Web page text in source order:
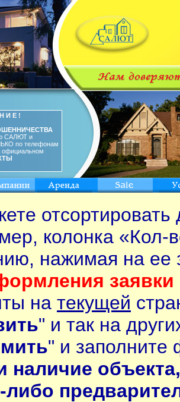
И Е !
САЛЮТ и
по телефонам
официальном
колонка «Кол-
нажимая на ее
заявки
на текущей
" и так на
" и заполните
наличие
либо